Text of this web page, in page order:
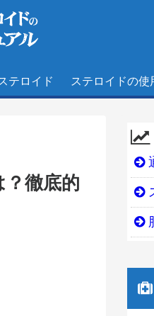
テロイド ステロイドの使
徹底的